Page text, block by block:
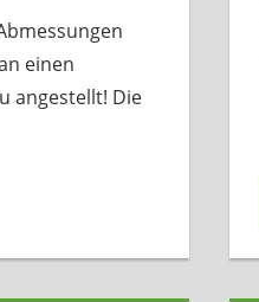
einen
angestellt! Die